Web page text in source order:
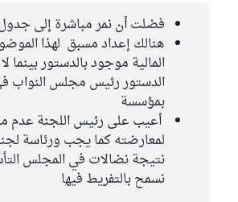
فضلت أن نمر مباشرة إلى
هنالك إعداد مسبق لهذا
المالية موجود بالدستور بينما
الدستور رئيس مجلس النواب
بمؤسسة
أعيب على رئيس اللجنة عدم
لمعارضته كما يجب ورئاسة
نتيجة نضالات في المجلس
نسمح بالتفريط فيها